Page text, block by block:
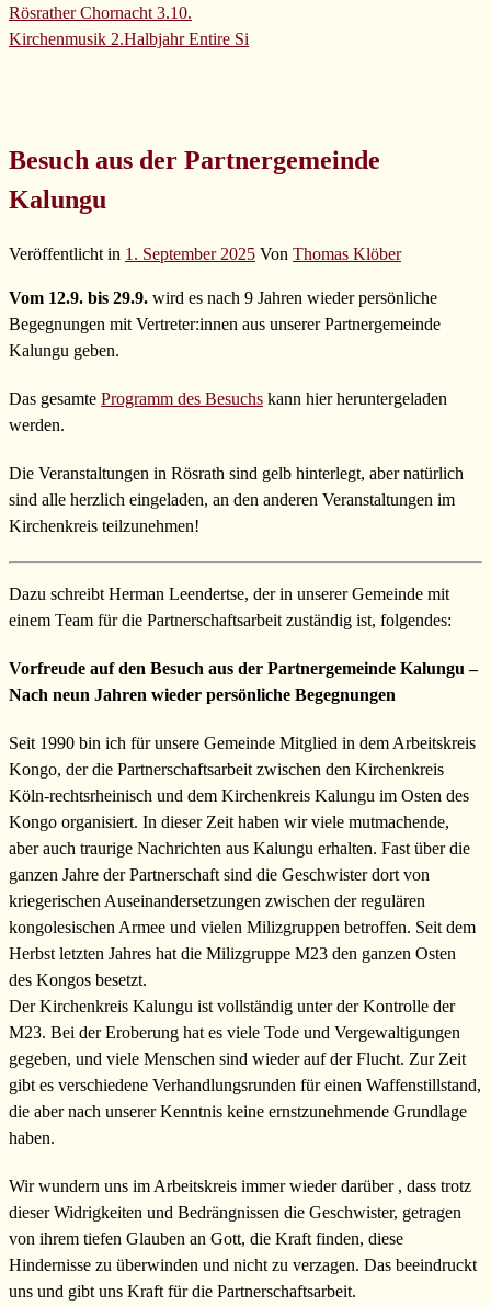
Rösrather Chornacht 3.10.
Kirchenmusik 2.HalbjahrEntire Si
Besuch aus der Partnergemeinde
Kalungu
Veröffentlicht in 1. September 2025 Von Thomas Klöber
Vom 12.9. bis 29.9. wird es nach 9 Jahren wieder persönliche
Begegnungen mit Vertreter:innen aus unserer Partnergemeinde
Kalungu geben.
Das gesamte Programm des Besuchs kann hier heruntergeladen
werden.
Die Veranstaltungen in Rösrath sind gelb hinterlegt, aber natürlich
sind alle herzlich eingeladen, an den anderen Veranstaltungen im
Kirchenkreis teilzunehmen!
Dazu schreibt Herman Leendertse, der in unserer Gemeinde mit
einem Team für die Partnerschaftsarbeit zuständig ist, folgendes:
Vorfreude auf den Besuch aus der Partnergemeinde Kalungu –
Nach neun Jahren wieder persönliche Begegnungen
Seit 1990 bin ich für unsere Gemeinde Mitglied in dem Arbeitskreis
Kongo, der die Partnerschaftsarbeit zwischen den Kirchenkreis
Köln-rechtsrheinisch und dem Kirchenkreis Kalungu im Osten des
Kongo organisiert. In dieser Zeit haben wir viele mutmachende,
aber auch traurige Nachrichten aus Kalungu erhalten. Fast über die
ganzen Jahre der Partnerschaft sind die Geschwister dort von
kriegerischen Auseinandersetzungen zwischen der regulären
kongolesischen Armee und vielen Milizgruppen betroffen. Seit dem
Herbst letzten Jahres hat die Milizgruppe M23 den ganzen Osten
des Kongos besetzt.
Der Kirchenkreis Kalungu ist vollständig unter der Kontrolle der
M23. Bei der Eroberung hat es viele Tode und Vergewaltigungen
gegeben, und viele Menschen sind wieder auf der Flucht. Zur Zeit
gibt es verschiedene Verhandlungsrunden für einen Waffenstillstand,
die aber nach unserer Kenntnis keine ernstzunehmende Grundlage
haben.
Wir wundern uns im Arbeitskreis immer wieder darüber , dass trotz
dieser Widrigkeiten und Bedrängnissen die Geschwister, getragen
von ihrem tiefen Glauben an Gott, die Kraft finden, diese
Hindernisse zu überwinden und nicht zu verzagen. Das beeindruckt
uns und gibt uns Kraft für die Partnerschaftsarbeit.